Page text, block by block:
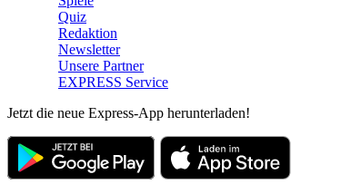
Quiz
Redaktion
Newsletter
Unsere Partner
EXPRESS Service
Jetzt die neue Express-App herunterladen!